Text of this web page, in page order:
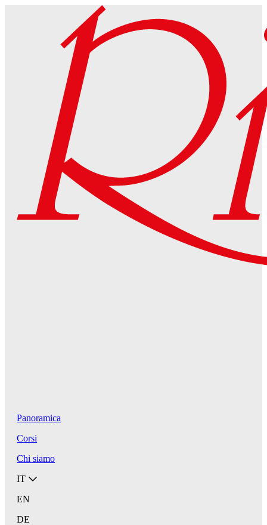
Panoramica
Corsi
Chi siamo
IT
EN
DE